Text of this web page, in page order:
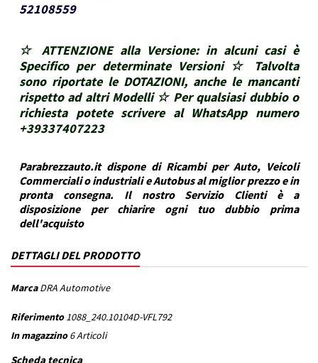
52108559
☆ ATTENZIONE alla Versione: in alcuni casi è
Specifico per determinate Versioni ☆ Talvolta
sono riportate le DOTAZIONI, anche le mancanti
rispetto ad altri Modelli ☆ Per qualsiasi dubbio o
richiesta potete scrivere al WhatsApp numero
+39337407223
Parabrezzauto.it dispone di Ricambi per Auto, Veicoli
Commerciali o industriali e Autobus al miglior prezzo e in
pronta consegna. Il nostro Servizio Clienti è a
disposizione per chiarire ogni tuo dubbio prima
dell'acquisto
DETTAGLI DEL PRODOTTO
Marca DRA Automotive
Riferimento 1088_240.10104D-VFL792
In magazzino 6 Articoli
Scheda tecnica